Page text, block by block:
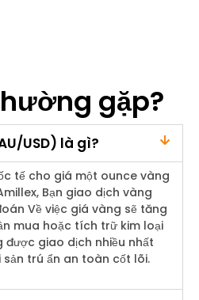
gặp?
USD) là gì?
tế cho giá một ounce vàng
, Bạn giao dịch vàng
Về việc giá vàng sẽ tăng
mua hoặc tích trữ kim loại
được giao dịch nhiều nhất
trú ẩn an toàn cốt lõi.